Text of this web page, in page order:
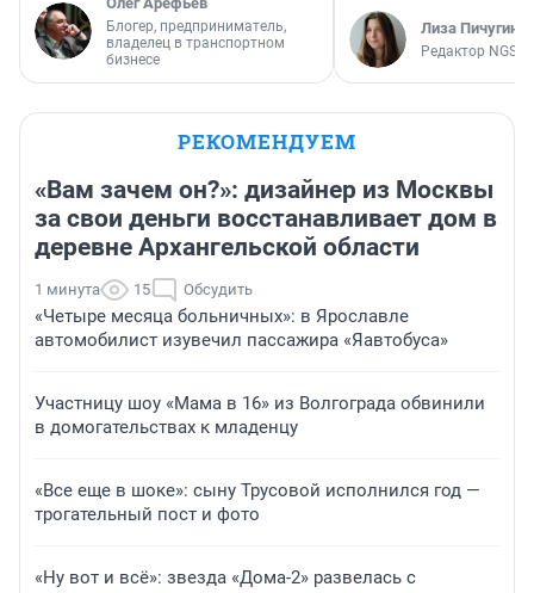
Блогер, предприниматель,
владелец в транспортном
бизнесе
Лиза Пичугина
Редактор
РЕКОМЕНДУЕМ
«Вам зачем он?»: дизайнер из Москвы
за свои деньги восстанавливает дом в
деревне Архангельской области
1 минута 15 Обсудить
«Четыре месяца больничных»: в Ярославле
автомобилист изувечил пассажира «Яавтобуса»
Участницу шоу «Мама в 16» из Волгограда обвинили
в домогательствах к младенцу
«Все еще в шоке»: сыну Трусовой исполнился год —
трогательный пост и фото
«Ну вот и всё»: звезда «Дома-2» развелась с